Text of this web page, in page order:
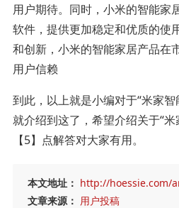
用户期待。同时，小米的智能家
软件，提供更加稳定和优质的使
和创新，小米的智能家居产品在
用户信赖
到此，以上就是小编对于“米家
就介绍到这了，希望介绍关于“
【5】点解答对大家有用。
本文地址： http://hoessie.com/
文章来源： 用户投稿